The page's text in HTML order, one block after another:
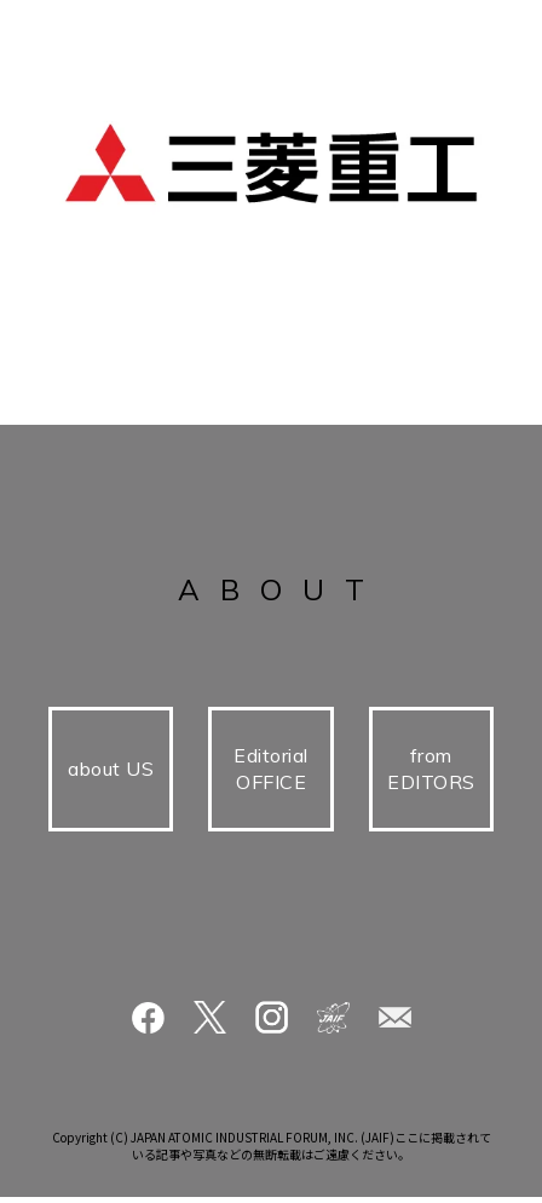
ABOUT
about US
Editorial
OFFICE
from
EDITORS
Copyright (C) JAPAN ATOMIC INDUSTRIAL FORUM, INC. (JAIF)ここに掲載されて
いる記事や写真などの無断転載はご遠慮ください。